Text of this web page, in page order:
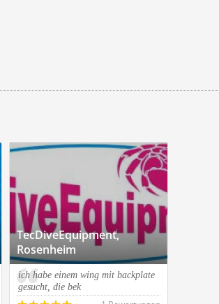
TecDiveEquipment,
Rosenheim
ich habe einem wing mit backplate
gesucht, die bek